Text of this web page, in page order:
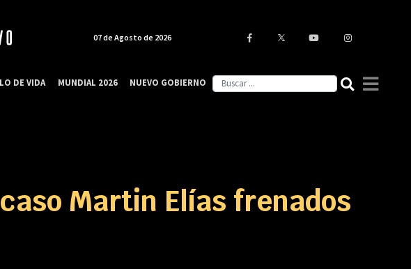
Martin Elías frenados
07 de Agosto de 2026
DE VIDA MUNDIAL 2026 NUEVO GOBIERNO